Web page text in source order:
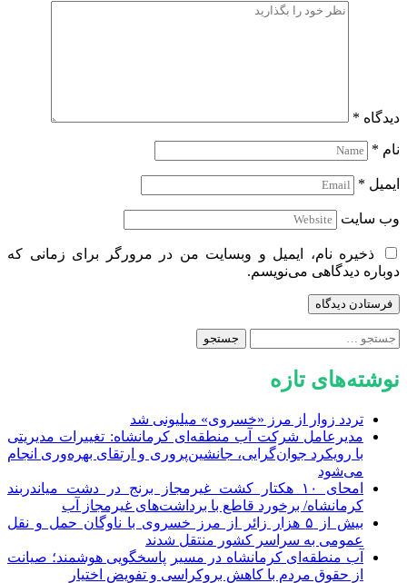
دیدگاه *
نام *
ایمیل *
وب‌ سایت
ذخیره نام، ایمیل و وبسایت من در مرورگر برای زمانی که
دوباره دیدگاهی می‌نویسم.
جستجو
برای:
نوشته‌های تازه
تردد زوار از مرز «خسروی» میلیونی شد
مدیرعامل شرکت آب منطقه‌ای کرمانشاه: تغییرات مدیریتی
با رویکرد جوان‌گرایی، جانشین‌پروری و ارتقای بهره‌وری انجام
می‌شود
امحای ۱۰ هکتار کشت غیرمجاز برنج در دشت میاندربند
کرمانشاه/ برخورد قاطع با برداشت‌های غیرمجاز آب
بیش از ۵ هزار زائر از مرز خسروی با ناوگان حمل‌ و نقل
عمومی به سراسر کشور منتقل شدند
آب منطقه‌ای کرمانشاه در مسیر پاسخگویی هوشمند؛ صیانت
از حقوق مردم با کاهش بروکراسی و تفویض اختیار